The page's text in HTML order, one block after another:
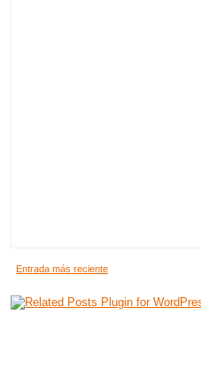
Entrada más reciente